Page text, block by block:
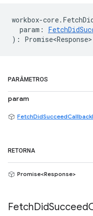
workbox-core.
param :
) : Promise<Response>
PARÂMETROS
param
RETORNA
Promise<Response>
FetchDidSucceed